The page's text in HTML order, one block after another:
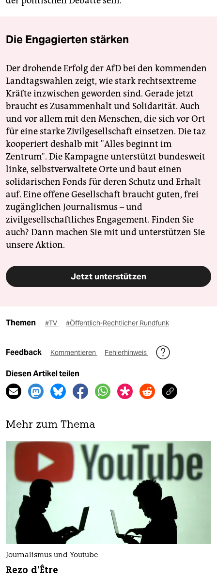
Die Engagierten stärken
Der drohende Erfolg der AfD bei den kommenden
Landtagswahlen zeigt, wie stark rechtsextreme
Kräfte inzwischen geworden sind. Gerade jetzt
braucht es Zusammenhalt und Solidarität. Auch
und vor allem mit den Menschen, die sich vor Ort
für eine starke Zivilgesellschaft einsetzen. Die taz
kooperiert deshalb mit "Alles beginnt im
Zentrum". Die Kampagne unterstützt bundesweit
linke, selbstverwaltete Orte und baut einen
solidarischen Fonds für deren Schutz und Erhalt
auf. Eine offene Gesellschaft braucht guten, frei
zugänglichen Journalismus – und
zivilgesellschaftliches Engagement. Finden Sie
auch? Dann machen Sie mit und unterstützen Sie
unsere Aktion.
Jetzt unterstützen
Themen #TV #Öffentlich-Rechtlicher Rundfunk
Feedback Kommentieren Fehlerhinweis
Diesen Artikel teilen
Mehr zum Thema
Journalismus und Youtube
Rezo d’Être